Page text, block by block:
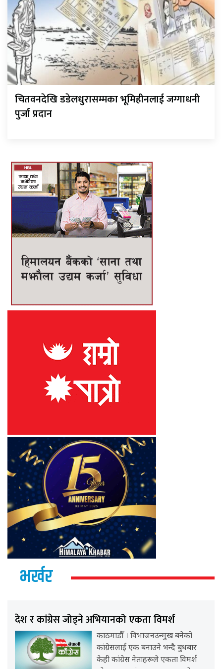
चितवनदेखि डडेलधुरासम्मका भूमिहीनलाई जग्गाधनी
पुर्जा प्रदान
भर्खर
देश र कांग्रेस जोड्ने अभियानको एकता विमर्श
काठमाडौँ । विभाजनउन्मुख बनेको
कांग्रेसलाई एक बनाउने भन्दै बुधबार
केही कांग्रेस नेताहरूले एकता विमर्श